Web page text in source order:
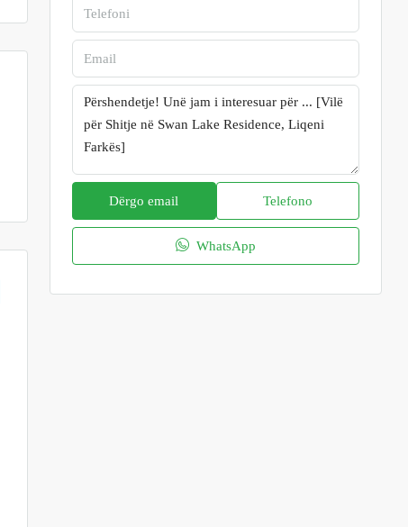
Dërgo email Telefono
WhatsApp